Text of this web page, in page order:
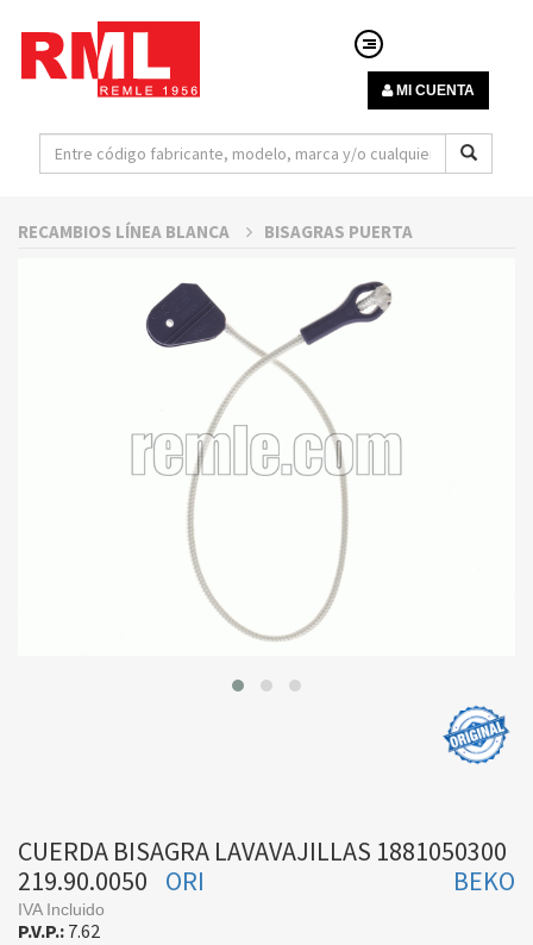
MI CUENTA
RECAMBIOS LÍNEA BLANCA BISAGRAS PUERTA
CUERDA BISAGRA LAVAVAJILLAS 1881050300
219.90.0050
BEKO
ORI
IVA Incluido
P.V.P.: 7.62